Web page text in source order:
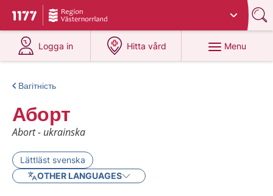
To start page for 1177
Du har valt region
Logga in
at 1177.se
Hitta vård
at 1177.se
Menu
Вагітність
Аборт
Abort - ukrainska
Lättläst svenska
OTHER LANGUAGES